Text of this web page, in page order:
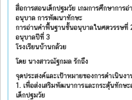
สื่อการสอนเด็กปฐมวัย เกมการศึกษาการ
อนุบาล การพัฒนาทักษะ
การอ่านคำพื้นฐานชั้นอนุบาลในศตวรรษที่
อนุบาลปีที่ 3
โรงเรียนบ้านกล้วย
โดย นางสาวณัฐกมล รักถึง
จุดประสงค์และเป้าหมายของการดำเนินงา
1. เพื่อส่งเสริมพัฒนาการและกระตุ้นทักษ
เด็กปฐมวัย